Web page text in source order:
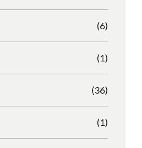
(6)
(1)
(36)
(1)